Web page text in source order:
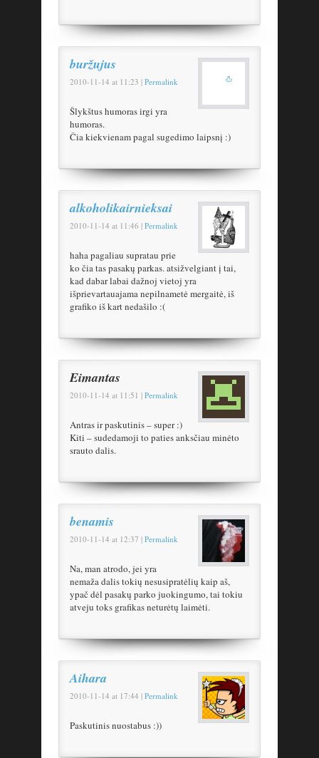
buržujus
2010-11-14 at 11:23 | Permalink
Šlykštus humoras irgi yra
humoras.
Čia kiekvienam pagal sugedimo laipsnį :)
alkoholikairnieksai
2010-11-14 at 11:46 | Permalink
haha pagaliau supratau prie
ko čia tas pasakų parkas. atsižvelgiant į tai,
kad dabar labai dažnoj vietoj yra
išprievartauajama nepilnametė mergaitė, iš
grafiko iš kart nedašilo :(
Eimantas
2010-11-14 at 11:51 | Permalink
Antras ir paskutinis – super :)
Kiti – sudedamoji to paties anksčiau minėto
srauto dalis.
benamis
2010-11-14 at 12:37 | Permalink
Na, man atrodo, jei yra
nemaža dalis tokių nesusipratėlių kaip aš,
ypač dėl pasakų parko juokingumo, tai tokiu
atveju toks grafikas neturėtų laimėti.
Aihara
2010-11-14 at 17:44 | Permalink
Paskutinis nuostabus :))